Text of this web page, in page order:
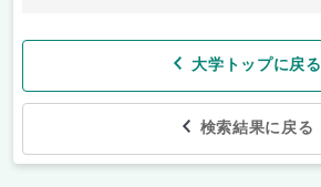
大学トップに戻る
検索結果に戻る